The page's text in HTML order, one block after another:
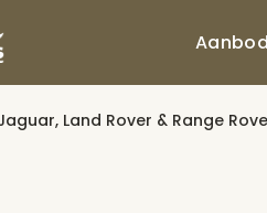
Aanbod
Land Rover & Range